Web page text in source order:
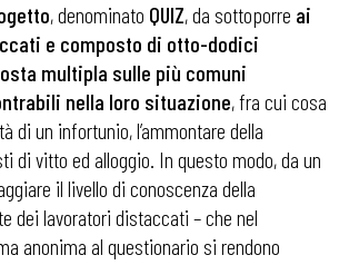
, denominato QUIZ, da sottoporre ai
e composto di otto-dodici
multipla sulle più comuni
nella loro situazione, fra cui cosa
di un infortunio, l’ammontare della
di vitto ed alloggio. In questo modo, da un
il livello di conoscenza della
dei lavoratori distaccati – che nel
anonima al questionario si rendono